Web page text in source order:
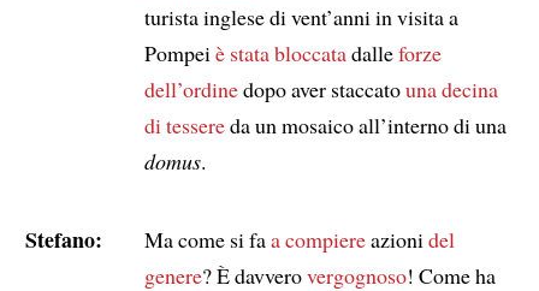
turista inglese di vent’anni in visita a
Pompei è stata bloccatadalleforze
dell’ordinedopo aver staccatouna decina
di tessereda un mosaico all’interno di una
domus.
Stefano: Ma come si faa compiereazioni del
genere? È davverovergognoso! Come ha